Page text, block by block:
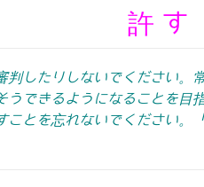
許 す
判したりしないでください。
うできるようになることを目
とを忘れないでください。